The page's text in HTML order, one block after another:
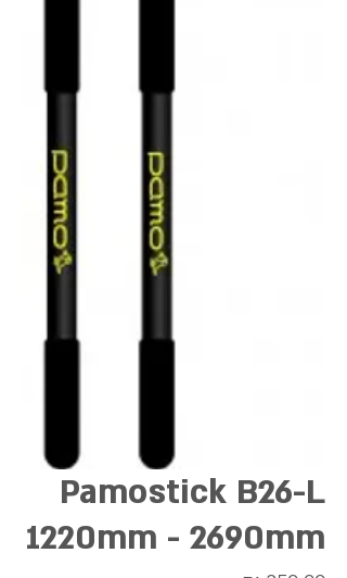
Pamostick B26-L
1220mm - 2690mm